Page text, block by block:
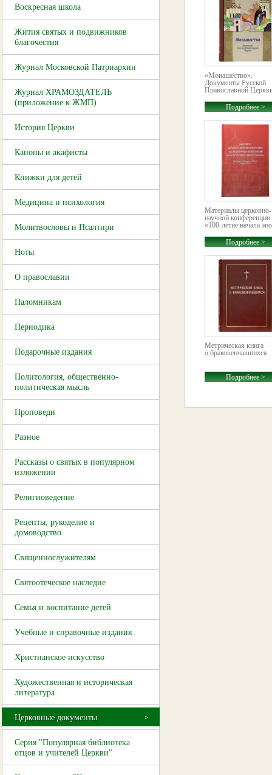
Воскресная школа
Жития святых и подвижников
благочестия
Журнал Московской Патриархии
Журнал ХРАМОЗДАТЕЛЬ
(приложение к ЖМП)
История Церкви
Каноны и акафисты
Книжки для детей
Медицина и психология
Молитвословы и Псалтири
Ноты
О православии
Паломникам
Периодика
Подарочные издания
Политология, общественно-
политическая мысль
Проповеди
Разное
Рассказы о святых в популярном
изложении
Религиоведение
Рецепты, рукоделие и
домоводство
Священнослужителям
Святоотеческое наследие
Семья и воспитание детей
Учебные и справочные издания
Христианское искусство
Художественная и историческая
литература
Церковные документы
Серия "Популярная библиотека
отцов и учителей Церкви"
«Монашество».
Документы Русской
Православной
Подробнее >
Материалы церковно-
научной конференции
«100-летие начала
Подробнее >
Метрическая книга
о браковенчавшихся
Подробнее >